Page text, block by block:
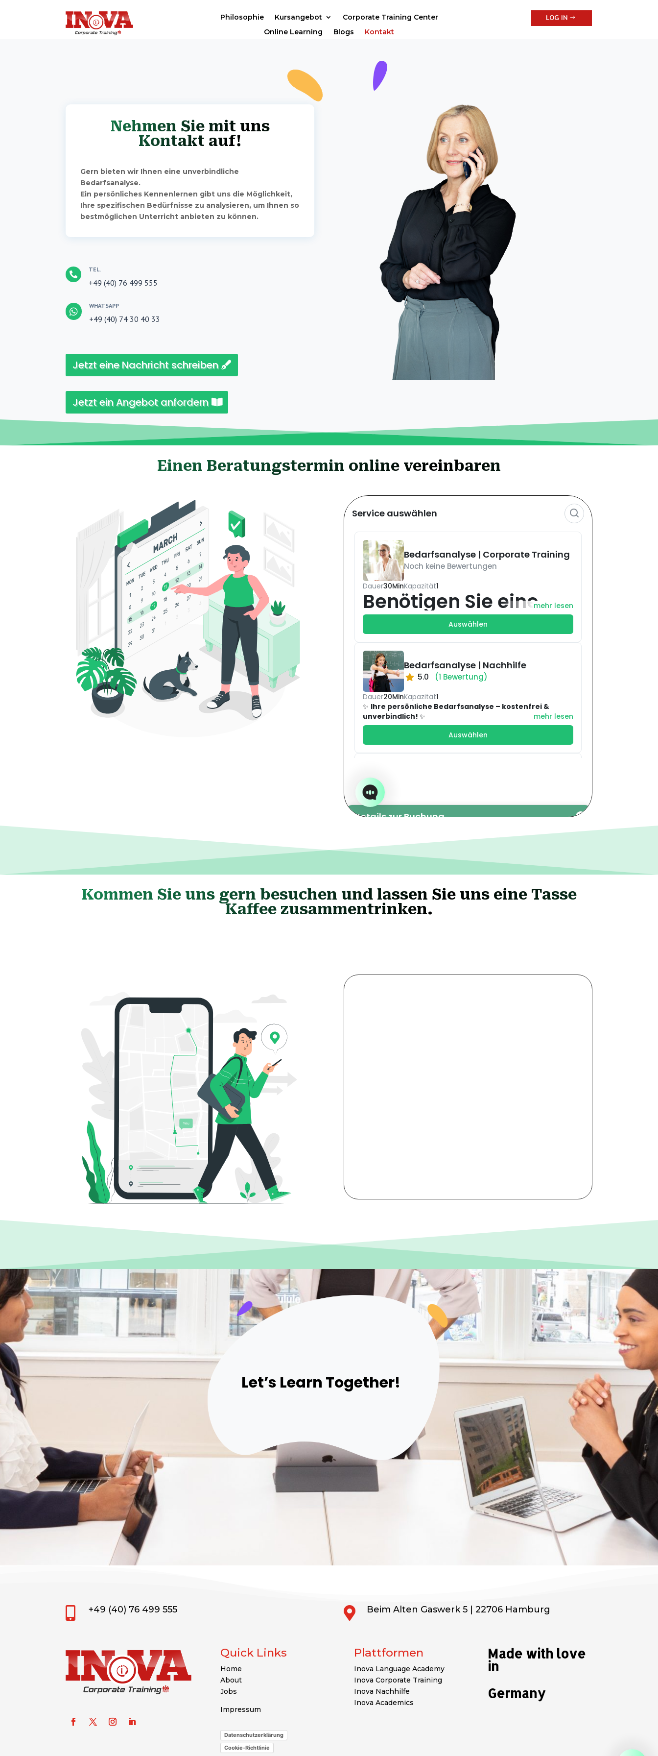
Philosophie Kursangebot
Corporate Training Center
Online Learning
Blogs Kontakt
LOG IN
Nehmen Sie mit uns
Kontakt auf!
Gern bieten wir Ihnen eine unverbindliche
Bedarfsanalyse.
Ein persönliches Kennenlernen gibt uns die Möglichkeit,
Ihre spezifischen Bedürfnisse zu analysieren, um Ihnen so
bestmöglichen Unterricht anbieten zu können.

TEL.
+49 (40) 76 499 555

WHATSAPP
+49 (40) 74 30 40 33
Jetzt eine Nachricht schreiben
Jetzt ein Angebot anfordern
Einen Beratungstermin online vereinbaren
Kommen Sie uns gern besuchen und lassen Sie uns eine Tasse
Kaffee zusammentrinken.
Let’s Learn Together!
 +49 (40) 76 499 555  Beim Alten Gaswerk 5 | 22706 Hamburg
Quick Links
Home
About
Jobs
Impressum
Datenschutzerklärung
Cookie-Richtlinie
Plattformen
Inova Language Academy
Inova Corporate Training
Inova Nachhilfe
Inova Academics
Made with love
in
Germany